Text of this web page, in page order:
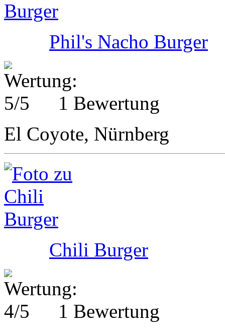
Phil's Nacho Burger
1 Bewertung
El Coyote, Nürnberg
Chili Burger
1 Bewertung